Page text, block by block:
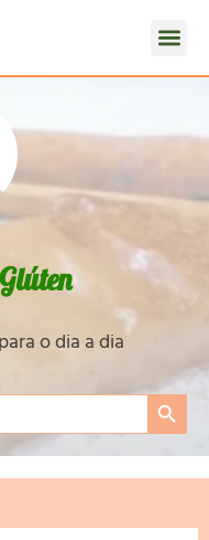
o dia a dia
Search Button